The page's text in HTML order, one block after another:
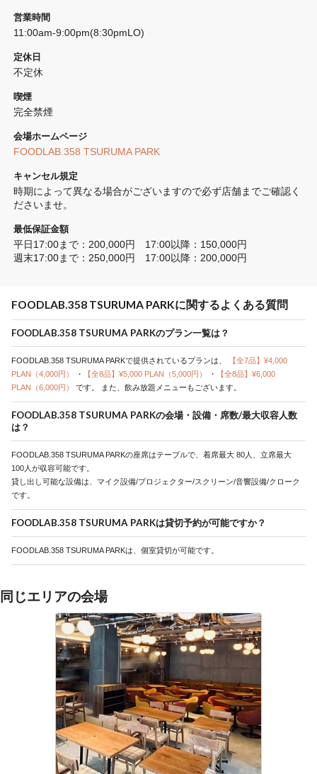
営業時間
11:00am-9:00pm(8:30pmLO)
定休日
不定休
喫煙
完全禁煙
会場ホームページ
FOODLAB.358 TSURUMA PARK
キャンセル規定
時期によって異なる場合がございますので必ず店舗までご確認く
ださいませ。
最低保証金額
平日17:00まで：200,000円　17:00以降：150,000円
週末17:00まで：250,000円　17:00以降：200,000円
FOODLAB.358 TSURUMA PARKに関するよくある質問
FOODLAB.358 TSURUMA PARKのプラン一覧は？
FOODLAB.358 TSURUMA PARKで提供されているプランは、
【全7品】¥4,000
PLAN（4,000円）
・ 【全8品】¥5,000 PLAN（5,000円） ・
【全8品】¥6,000
PLAN（6,000円） です。 また、飲み放題メニューもございます。
FOODLAB.358 TSURUMA PARKの会場・設備・席数/最大収容人数
は？
FOODLAB.358 TSURUMA PARKの座席はテーブルで、着席最大 80人、立席最大
100人が収容可能です。
貸し出し可能な設備は、マイク設備/プロジェクター/スクリーン/音響設備/クローク
です。
FOODLAB.358 TSURUMA PARKは貸切予約が可能ですか？
FOODLAB.358 TSURUMA PARKは、個室貸切が可能です。
同じエリアの会場